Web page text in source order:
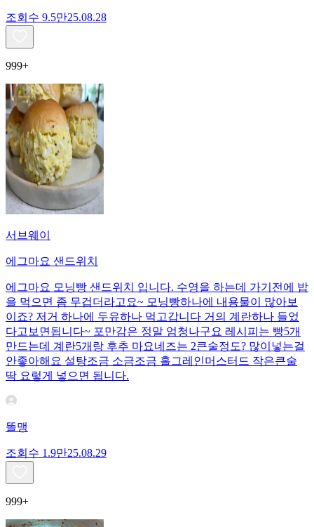
조회수 9.5만25.08.28
999+
서브웨이
에그마요 샌드위치
에그마요 모닝빵 샌드위치 입니다. 수영을 하는데 가기전에 밥
을 먹으면 좀 무겁더라고요~ 모닝빵하나에 내용물이 많아보
이죠? 저거 하나에 두유하나 먹고갑니다 거의 계란하나 들었
다고보면됩니다~ 포만감은 정말 엄청나구요 레시피는 빵5개
만드는데 계란5개랑 후추 마요네즈는 2큰술정도? 많이넣는걸
안좋아해요 설탕조금 소금조금 홀그레인머스터드 작은큰술
딱 요렇게 넣으면 됩니다.
똘맹
조회수 1.9만25.08.29
999+